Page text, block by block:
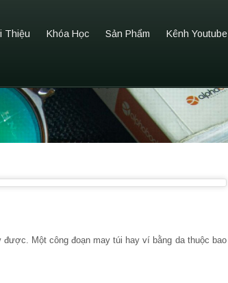
Thiệu Khóa Học Sản Phẩm Kênh Youtube
Một công đoạn may túi hay ví bằng da thuộc bao